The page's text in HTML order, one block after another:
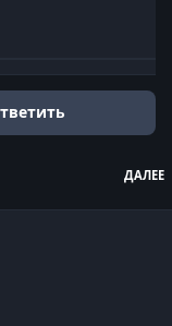
обзор темы
ДАЛЕЕ